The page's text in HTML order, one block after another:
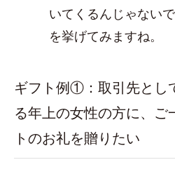
いてくるんじゃない
を挙げてみますね。
ギフト例①：取引先とし
る年上の女性の方に、ご
トのお礼を贈りたい